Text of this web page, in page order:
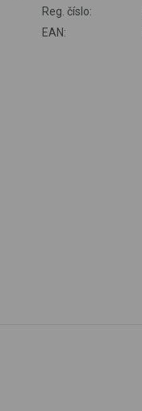
Reg. číslo:
EAN: